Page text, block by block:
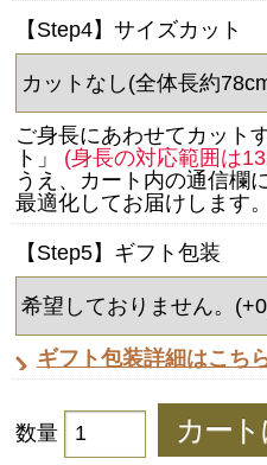
【Step4】サイズカット
ご身長にあわせてカット
ト」 (身長の対応範囲は
うえ、カート内の通信欄
最適化してお届けします。
【Step5】ギフト包装
ギフト包装詳細はこち
数量